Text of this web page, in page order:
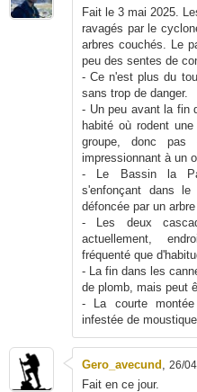
Fait le 3 mai 2025.
ravagés par le
arbres couchés. Le
peu des sentes de
- Ce n'est plus du
sans trop de danger.
- Un peu avant la fin
habité où rodent
groupe, donc
impressionnant à un
- Le Bassin la
s'enfonçant dans
défoncée par un
- Les deux
actuellement,
fréquenté que
- La fin dans les
de plomb, mais peut
- La courte
infestée de
Gero_avecund 26/
Fait en ce jour.